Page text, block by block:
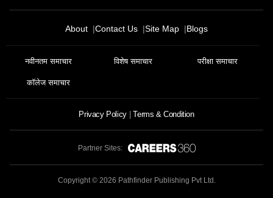
About Contact Us Site Map Blogs
नवीनतम समाचार विशेष समाचार परीक्षा समाचार
कॉलेज समाचार
Privacy Policy Terms & Condition
Partner Sites:
Copyright © 2026 Pathfinder Publishing Pvt Ltd.